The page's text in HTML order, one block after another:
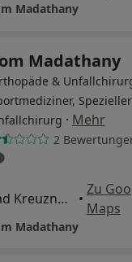
Madathany
Madathany
&
Spezieller
· Mehr
2
Bourger Platz 4, Bad Kreuznach •
Zu
Maps
Madathany